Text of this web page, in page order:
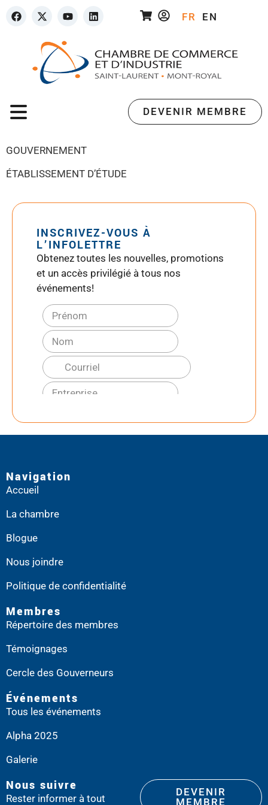
FR EN
DEVENIR MEMBRE
GOUVERNEMENT
ÉTABLISSEMENT D’ÉTUDE
INSCRIVEZ-VOUS À
L’INFOLETTRE
Obtenez toutes les nouvelles, promotions
et un accès privilégié à tous nos
événements!
Navigation
Accueil
La chambre
Blogue
Nous joindre
Politique de confidentialité
Membres
Répertoire des membres
Témoignages
Cercle des Gouverneurs
Événements
Tous les événements
Alpha 2025
Galerie
Nous suivre
Rester informer à tout
DEVENIR
MEMBRE